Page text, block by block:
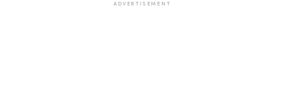
ADVERTISEMENT